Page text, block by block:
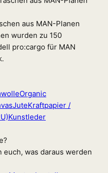
aus MAN-Planen
wurden zu 150
pro:cargo für MAN
Organic
JuteKraftpapier /
Kunstleder
euch, was daraus werden